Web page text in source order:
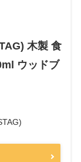
木製 食
ウッドブ